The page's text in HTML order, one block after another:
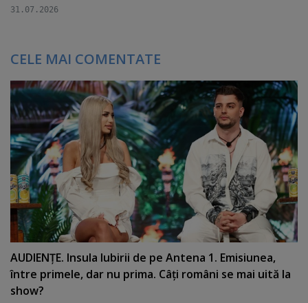
31.07.2026
CELE MAI COMENTATE
AUDIENŢE. Insula Iubirii de pe Antena 1. Emisiunea,
între primele, dar nu prima. Câţi români se mai uită la
show?